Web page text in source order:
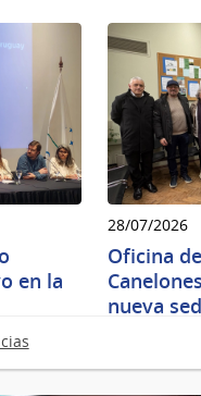
en la
28/07/2026
Oficina
nueva